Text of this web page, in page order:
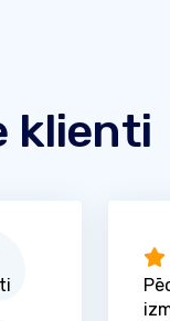
klienti